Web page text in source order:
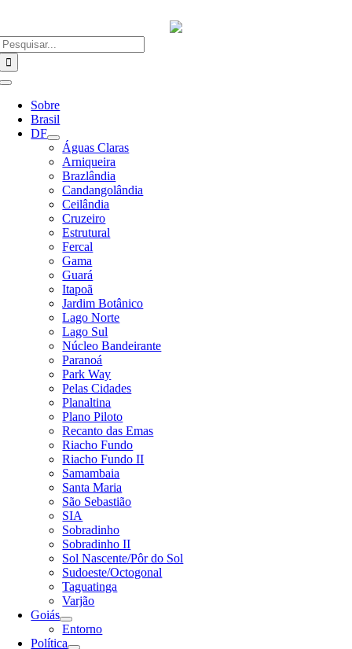
o
conteúdo
Alternar
Navegação
Sobre
Brasil
DF
Águas Claras
Arniqueira
Brazlândia
Candangolândia
Ceilândia
Cruzeiro
Estrutural
Fercal
Gama
Guará
Itapoã
Jardim Botânico
Lago Norte
Lago Sul
Núcleo Bandeirante
Paranoá
Park Way
Pelas Cidades
Planaltina
Plano Piloto
Recanto das Emas
Riacho Fundo
Riacho Fundo II
Samambaia
Santa Maria
São Sebastião
SIA
Sobradinho
Sobradinho II
Sol Nascente/Pôr do Sol
Sudoeste/Octogonal
Taguatinga
Varjão
Goiás
Entorno
Política